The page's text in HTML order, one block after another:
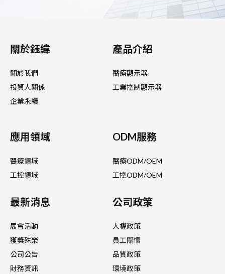
關於鈺緯
關於我們
投資人關係
企業永續
產品介紹
醫療顯示器
工業控制顯示器
應用領域
醫療領域
工控領域
ODM服務
醫療ODM/OEM
工控ODM/OEM
最新消息
展會活動
獲獎殊榮
公司公告
財務資訊
公司政策
人權政策
員工關懷
品質政策
環境政策